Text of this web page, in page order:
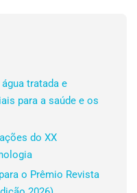
tratada e
para a saúde e os
do XX
o Prêmio Revista